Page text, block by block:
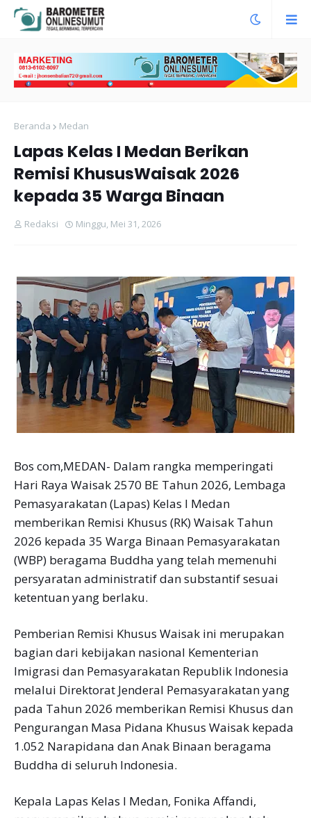
Beranda Medan
Lapas Kelas I Medan Berikan
Remisi KhususWaisak 2026
kepada 35 Warga Binaan
Redaksi Minggu, Mei 31, 2026
Bos com,MEDAN- Dalam rangka memperingati
Hari Raya Waisak 2570 BE Tahun 2026, Lembaga
Pemasyarakatan (Lapas) Kelas I Medan
memberikan Remisi Khusus (RK) Waisak Tahun
2026 kepada 35 Warga Binaan Pemasyarakatan
(WBP) beragama Buddha yang telah memenuhi
persyaratan administratif dan substantif sesuai
ketentuan yang berlaku.
Pemberian Remisi Khusus Waisak ini merupakan
bagian dari kebijakan nasional Kementerian
Imigrasi dan Pemasyarakatan Republik Indonesia
melalui Direktorat Jenderal Pemasyarakatan yang
pada Tahun 2026 memberikan Remisi Khusus dan
Pengurangan Masa Pidana Khusus Waisak kepada
1.052 Narapidana dan Anak Binaan beragama
Buddha di seluruh Indonesia.
Kepala Lapas Kelas I Medan, Fonika Affandi,